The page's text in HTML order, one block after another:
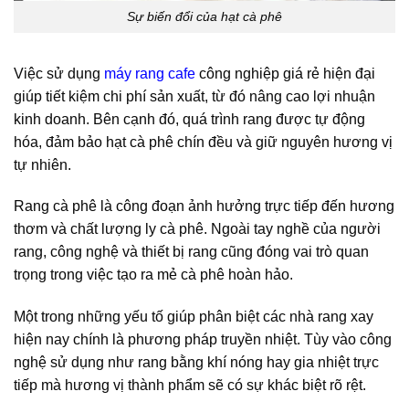
Sự biến đổi của hạt cà phê
Việc sử dụng máy rang cafe công nghiệp giá rẻ hiện đại
giúp tiết kiệm chi phí sản xuất, từ đó nâng cao lợi nhuận
kinh doanh. Bên cạnh đó, quá trình rang được tự động
hóa, đảm bảo hạt cà phê chín đều và giữ nguyên hương vị
tự nhiên.
Rang cà phê là công đoạn ảnh hưởng trực tiếp đến hương
thơm và chất lượng ly cà phê. Ngoài tay nghề của người
rang, công nghệ và thiết bị rang cũng đóng vai trò quan
trọng trong việc tạo ra mẻ cà phê hoàn hảo.
Một trong những yếu tố giúp phân biệt các nhà rang xay
hiện nay chính là phương pháp truyền nhiệt. Tùy vào công
nghệ sử dụng như rang bằng khí nóng hay gia nhiệt trực
tiếp mà hương vị thành phẩm sẽ có sự khác biệt rõ rệt.